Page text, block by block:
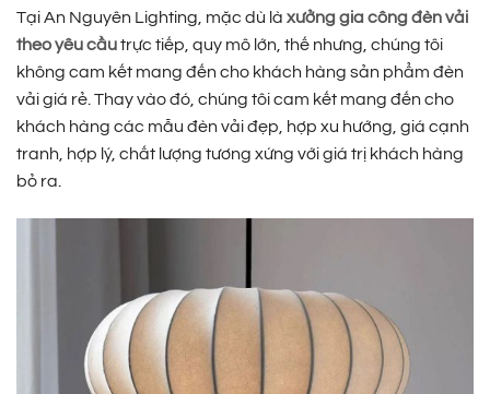
Tại An Nguyên Lighting, mặc dù là xưởng gia công đèn vải
theo yêu cầutrực tiếp, quy mô lớn, thế nhưng, chúng tôi
không cam kết mang đến cho khách hàng sản phẩm đèn
vải giá rẻ. Thay vào đó, chúng tôi cam kết mang đến cho
khách hàng các mẫu đèn vải đẹp, hợp xu hướng, giá cạnh
tranh, hợp lý, chất lượng tương xứng với giá trị khách hàng
bỏ ra.